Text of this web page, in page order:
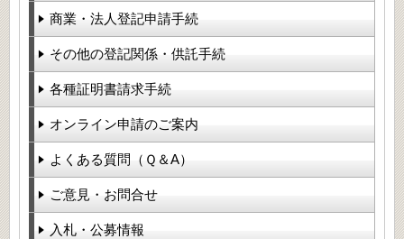
商業・法人登記申請手続
その他の登記関係・供託手続
各種証明書請求手続
オンライン申請のご案内
よくある質問（Ｑ＆A）
ご意見・お問合せ
入札・公募情報